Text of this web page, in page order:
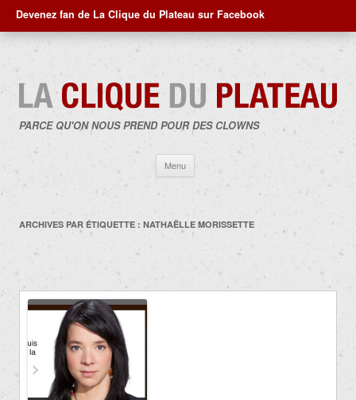
Devenez fan de La Clique du Plateau sur Facebook
PARCE QU'ON NOUS PREND POUR DES CLOWNS
Menu
contenu
ARCHIVES PAR ÉTIQUETTE : NATHAËLLE MORISSETTE